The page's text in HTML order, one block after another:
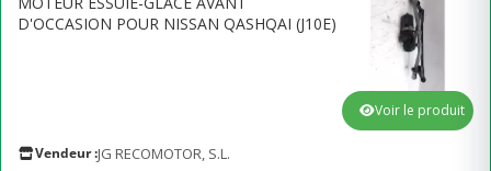
D'OCCASION POUR NISSAN QASHQAI (J10E)
Vendeur :JG RECOMOTOR, S.L.
Voir le produit